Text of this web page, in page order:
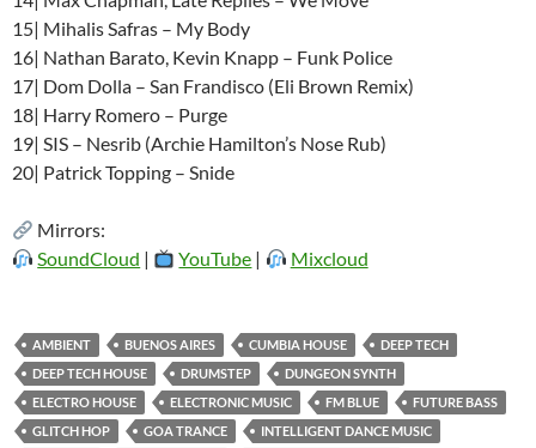
15| Mihalis Safras – My Body
16| Nathan Barato, Kevin Knapp – Funk Police
17| Dom Dolla – San Frandisco (Eli Brown Remix)
18| Harry Romero – Purge
19| SIS – Nesrib (Archie Hamilton’s Nose Rub)
20| Patrick Topping – Snide
Mirrors:
SoundCloud | YouTube | Mixcloud
AMBIENT BUENOS AIRES CUMBIA HOUSE
DEEP TECH
DEEP TECH HOUSE
DRUMSTEP
DUNGEON SYNTH
ELECTRO HOUSE
ELECTRONIC MUSIC FM BLUE
FUTURE BASS
GLITCH HOP
GOA TRANCE
INTELLIGENT DANCE MUSIC